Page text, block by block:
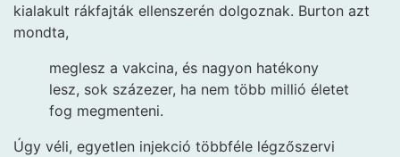
kialakult rákfajták ellenszerén dolgoznak. Burton azt
mondta,
meglesz a vakcina, és nagyon hatékony
lesz, sok százezer, ha nem több millió életet
fog megmenteni.
Úgy véli, egyetlen injekció többféle légzőszervi